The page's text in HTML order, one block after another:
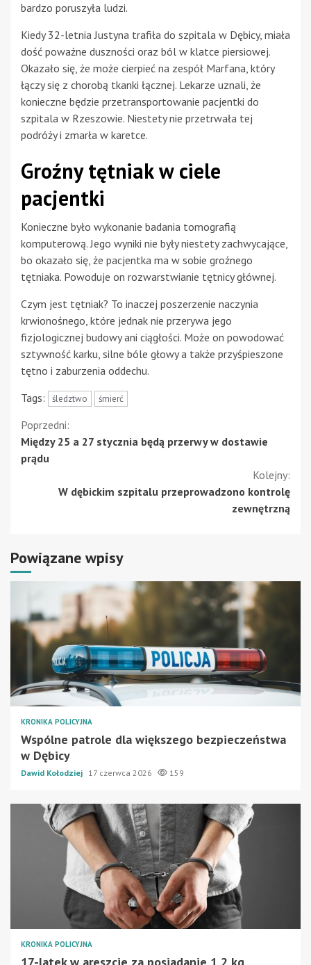
bardzo poruszyła ludzi.
Kiedy 32-letnia Justyna trafiła do szpitala w Dębicy, miała
dość poważne duszności oraz ból w klatce piersiowej.
Okazało się, że może cierpieć na zespół Marfana, który
łączy się z chorobą tkanki łącznej. Lekarze uznali, że
konieczne będzie przetransportowanie pacjentki do
szpitala w Rzeszowie. Niestety nie przetrwała tej
podróży i zmarła w karetce.
Groźny tętniak w ciele
pacjentki
Konieczne było wykonanie badania tomografią
komputerową. Jego wyniki nie były niestety zachwycające,
bo okazało się, że pacjentka ma w sobie groźnego
tętniaka. Powoduje on rozwarstwianie tętnicy głównej.
Czym jest tętniak? To inaczej poszerzenie naczynia
krwionośnego, które jednak nie przerywa jego
fizjologicznej budowy ani ciągłości. Może on powodować
sztywność karku, silne bóle głowy a także przyśpieszone
tętno i zaburzenia oddechu.
Tags:
śledztwo śmierć
Kontynuuj
czytanie
Poprzedni:
Między 25 a 27 stycznia będą przerwy w dostawie
prądu
Kolejny:
W dębickim szpitalu przeprowadzono kontrolę
zewnętrzną
Powiązane wpisy
KRONIKA POLICYJNA
Wspólne patrole dla większego bezpieczeństwa
w Dębicy
Dawid Kołodziej 17 czerwca 2026 159
KRONIKA POLICYJNA